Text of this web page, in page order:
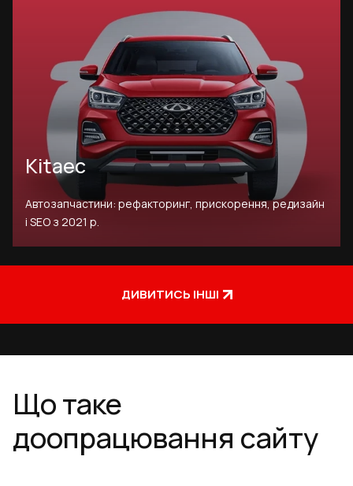
Kitaec
Автозапчастини: рефакторинг, прискорення, редизайн
і SEO з 2021 р.
ДИВИТИСЬ ІНШІ
Що таке
доопрацювання сайту